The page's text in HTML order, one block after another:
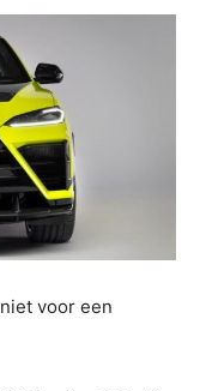
voor een